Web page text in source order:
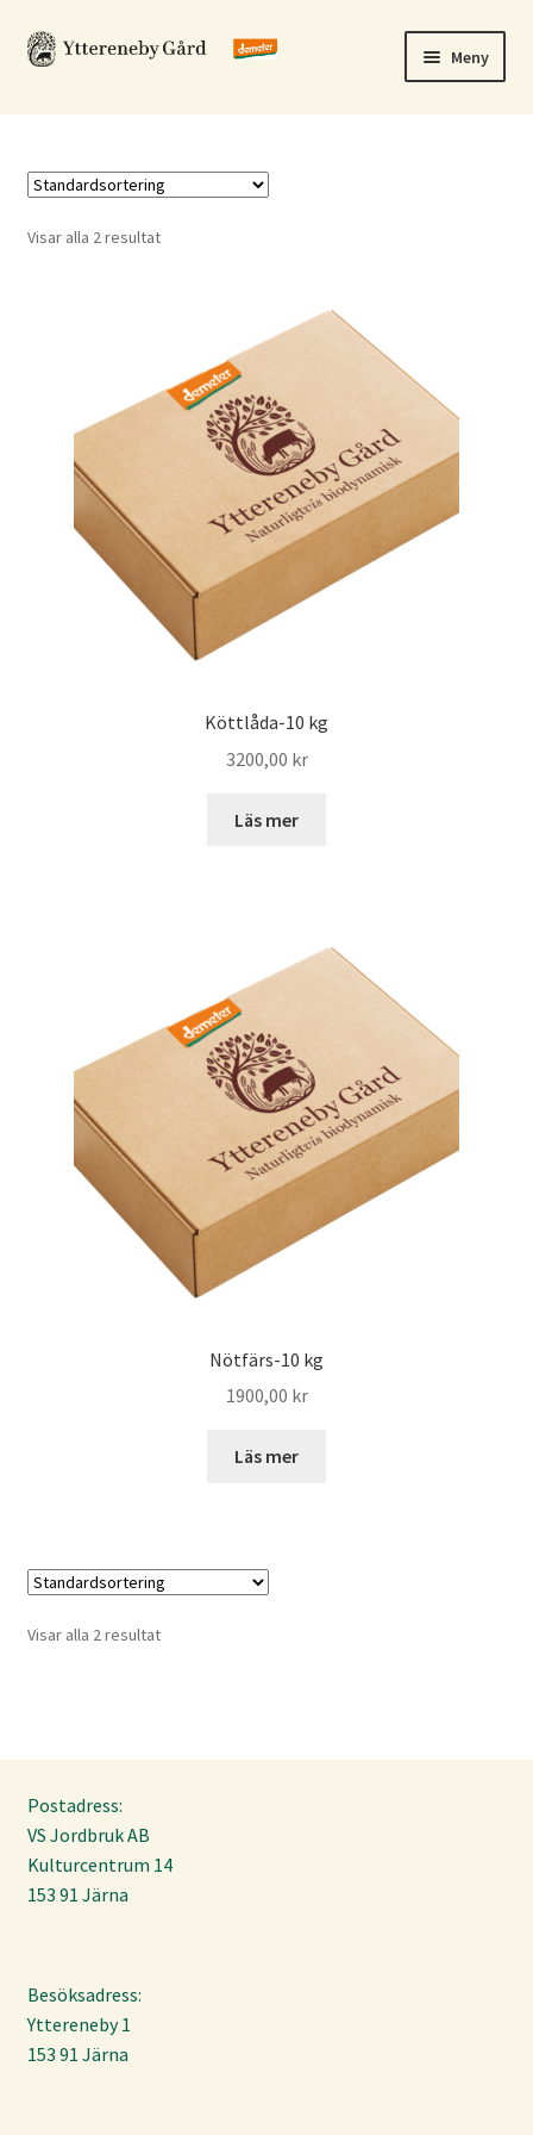
Hoppa
till
Hoppa
till
Meny
Om oss
Handla online
Visar alla 2 resultat
Köttlåda-10 kg
3200,00 kr
Läs mer
Nötfärs-10 kg
1900,00 kr
Läs mer
Visar alla 2 resultat
Postadress:
VS Jordbruk AB
Kulturcentrum 14
153 91 Järna
Besöksadress:
Yttereneby 1
153 91 Järna